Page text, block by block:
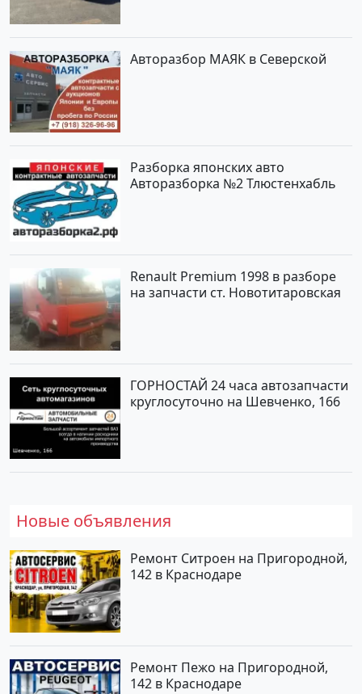
Авторазбор МАЯК в Северской
Разборка японских авто
Авторазборка №2 Тлюстенхабль
Renault Premium 1998 в разборе
на запчасти ст. Новотитаровская
ГОРНОСТАЙ 24 часа автозапчасти
круглосуточно на Шевченко, 166
Новые объявления
Ремонт Ситроен на Пригородной,
142 в Краснодаре
Ремонт Пежо на Пригородной,
142 в Краснодаре